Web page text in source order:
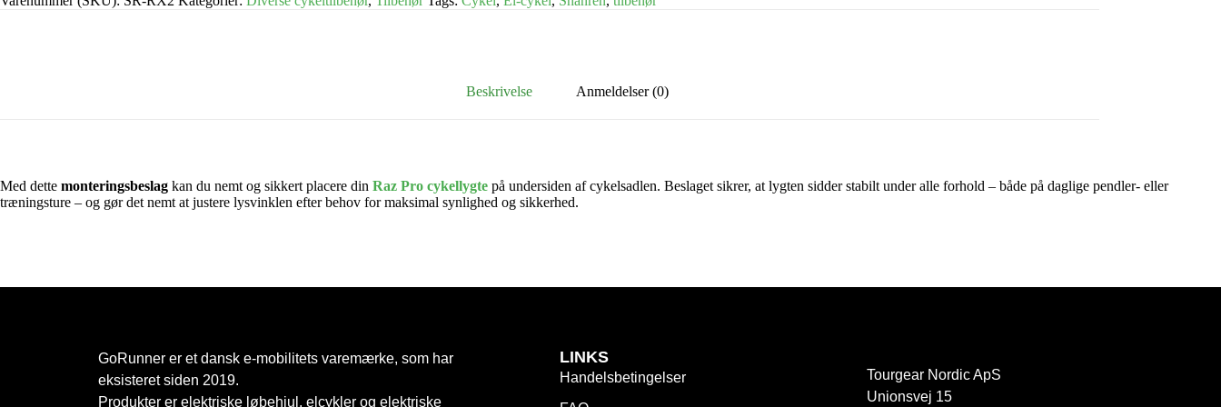
Beskrivelse Anmeldelser (0)
Med dette monteringsbeslag kan du nemt og sikkert placere din Raz Pro cykellygte på undersiden af cykelsadlen. Beslaget sikrer, at lygten sidder stabilt under alle forhold – både på daglige pendler- eller
træningsture – og gør det nemt at justere lysvinklen efter behov for maksimal synlighed og sikkerhed.
GoRunner er et dansk e-mobilitets varemærke, som har
eksisteret siden 2019.
Produkter er elektriske løbehjul, elcykler og elektriske
LINKS
Handelsbetingelser
Tourgear Nordic ApS
Unionsvej 15